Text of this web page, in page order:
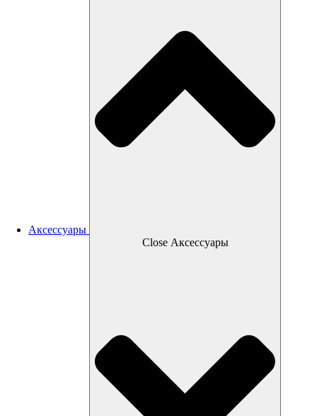
Аксессуары
Close Аксессуары